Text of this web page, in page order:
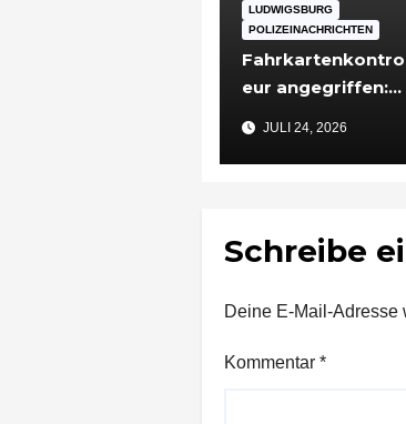
LUDWIGSBURG
POLIZEINACHRICHTEN
eur angegriffen:
Ludwigsburg in
JULI 24, 2026
Schreibe
Deine E-Mail-Adresse
Kommentar *